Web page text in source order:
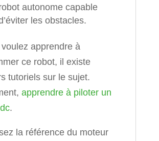
autonome capable
les obstacles.
apprendre à
ce robot, il existe
tutoriels sur le sujet.
apprendre à piloter un
.
la référence du moteur